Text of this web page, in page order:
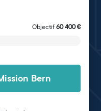
Objectif 60 400€
Bern